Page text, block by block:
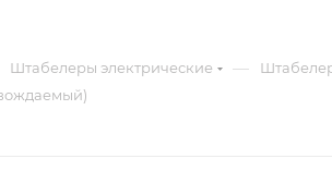
Штабелеры электрические —